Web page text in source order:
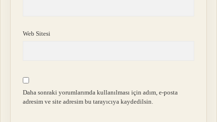
Web Sitesi
Daha sonraki yorumlarımda kullanılması için adım, e-posta
adresim ve site adresim bu tarayıcıya kaydedilsin.